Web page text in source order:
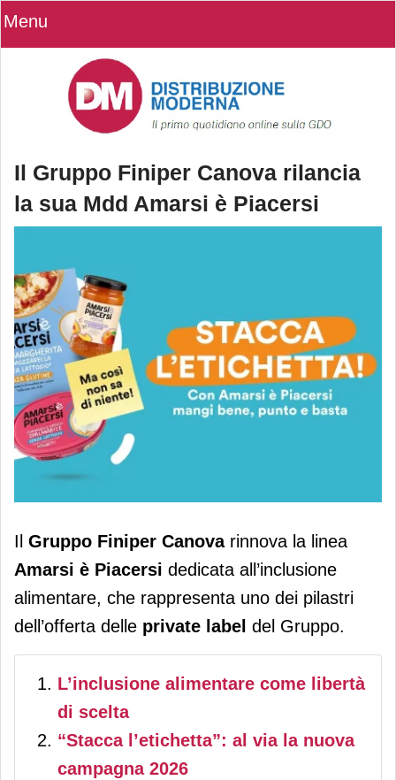
Menu
Il Gruppo Finiper Canova rilancia
la sua Mdd Amarsi è Piacersi
Il Gruppo Finiper Canova rilancia la
sua Mdd Amarsi è Piacersi
Il Gruppo Finiper Canovarinnova la linea
Amarsi è Piacersi dedicata all’inclusione
alimentare, che rappresenta uno dei pilastri
dell’offerta delle private label del Gruppo.
L’inclusione alimentare come libertà
di scelta
“Stacca l’etichetta”: al via la nuova
campagna 2026